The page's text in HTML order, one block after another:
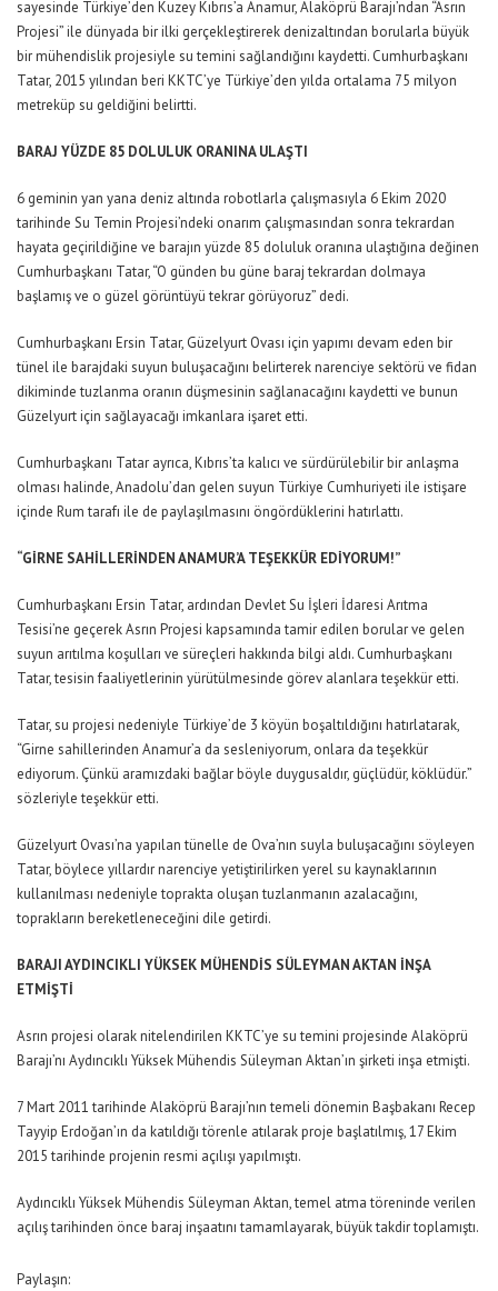
sayesinde Türkiye’den Kuzey Kıbrıs’a Anamur, Alaköprü Barajı’ndan “Asrın
Projesi” ile dünyada bir ilki gerçekleştirerek denizaltından borularla büyük
bir mühendislik projesiyle su temini sağlandığını kaydetti. Cumhurbaşkanı
Tatar, 2015 yılından beri KKTC’ye Türkiye’den yılda ortalama 75 milyon
metreküp su geldiğini belirtti.
BARAJ YÜZDE 85 DOLULUK ORANINA ULAŞTI
6 geminin yan yana deniz altında robotlarla çalışmasıyla 6 Ekim 2020
tarihinde Su Temin Projesi’ndeki onarım çalışmasından sonra tekrardan
hayata geçirildiğine ve barajın yüzde 85 doluluk oranına ulaştığına değinen
Cumhurbaşkanı Tatar, “O günden bu güne baraj tekrardan dolmaya
başlamış ve o güzel görüntüyü tekrar görüyoruz” dedi.
Cumhurbaşkanı Ersin Tatar, Güzelyurt Ovası için yapımı devam eden bir
tünel ile barajdaki suyun buluşacağını belirterek narenciye sektörü ve fidan
dikiminde tuzlanma oranın düşmesinin sağlanacağını kaydetti ve bunun
Güzelyurt için sağlayacağı imkanlara işaret etti.
Cumhurbaşkanı Tatar ayrıca, Kıbrıs’ta kalıcı ve sürdürülebilir bir anlaşma
olması halinde, Anadolu’dan gelen suyun Türkiye Cumhuriyeti ile istişare
içinde Rum tarafı ile de paylaşılmasını öngördüklerini hatırlattı.
“GİRNE SAHİLLERİNDEN ANAMUR’A TEŞEKKÜR EDİYORUM!”
Cumhurbaşkanı Ersin Tatar, ardından Devlet Su İşleri İdaresi Arıtma
Tesisi’ne geçerek Asrın Projesi kapsamında tamir edilen borular ve gelen
suyun arıtılma koşulları ve süreçleri hakkında bilgi aldı. Cumhurbaşkanı
Tatar, tesisin faaliyetlerinin yürütülmesinde görev alanlara teşekkür etti.
Tatar, su projesi nedeniyle Türkiye’de 3 köyün boşaltıldığını hatırlatarak,
“Girne sahillerinden Anamur’a da sesleniyorum, onlara da teşekkür
ediyorum. Çünkü aramızdaki bağlar böyle duygusaldır, güçlüdür, köklüdür.”
sözleriyle teşekkür etti.
Güzelyurt Ovası’na yapılan tünelle de Ova’nın suyla buluşacağını söyleyen
Tatar, böylece yıllardır narenciye yetiştirilirken yerel su kaynaklarının
kullanılması nedeniyle toprakta oluşan tuzlanmanın azalacağını,
toprakların bereketleneceğini dile getirdi.
BARAJI AYDINCIKLI YÜKSEK MÜHENDİS SÜLEYMAN AKTAN İNŞA
ETMİŞTİ
Asrın projesi olarak nitelendirilen KKTC’ye su temini projesinde Alaköprü
Barajı’nı Aydıncıklı Yüksek Mühendis Süleyman Aktan’ın şirketi inşa etmişti.
7 Mart 2011 tarihinde Alaköprü Barajı’nın temeli dönemin Başbakanı Recep
Tayyip Erdoğan’ın da katıldığı törenle atılarak proje başlatılmış, 17 Ekim
2015 tarihinde projenin resmi açılışı yapılmıştı.
Aydıncıklı Yüksek Mühendis Süleyman Aktan, temel atma töreninde verilen
açılış tarihinden önce baraj inşaatını tamamlayarak, büyük takdir toplamıştı.
Paylaşın: